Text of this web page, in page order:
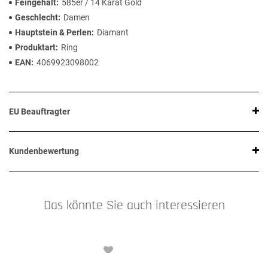
Feingehalt
585er / 14 Karat Gold
Geschlecht
Damen
Hauptstein & Perlen
Diamant
Produktart
Ring
EAN
4069923098002
EU Beauftragter
Kundenbewertung
Das könnte Sie auch interessieren